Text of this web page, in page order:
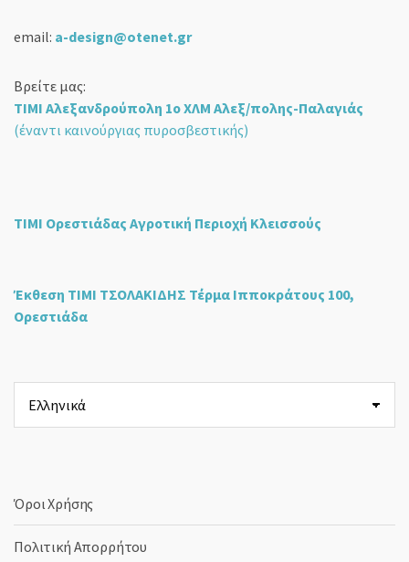
email: a-design@otenet.gr
Βρείτε μας:
ΤΙΜΙ Αλεξανδρούπολη 1ο ΧΛΜ Αλεξ/πολης-Παλαγιάς
(έναντι καινούργιας πυροσβεστικής)
ΤΙΜΙ Ορεστιάδας Αγροτική Περιοχή Κλεισσούς
Έκθεση ΤΙΜΙ ΤΣΟΛΑΚΙΔΗΣ Τέρμα Ιπποκράτους 100,
Ορεστιάδα
μια
γλώσσα
Όροι Χρήσης
Πολιτική Απορρήτου